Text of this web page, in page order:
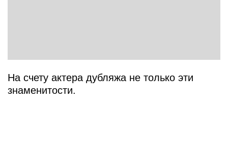
На счету актера дубляжа не только эти
знаменитости.